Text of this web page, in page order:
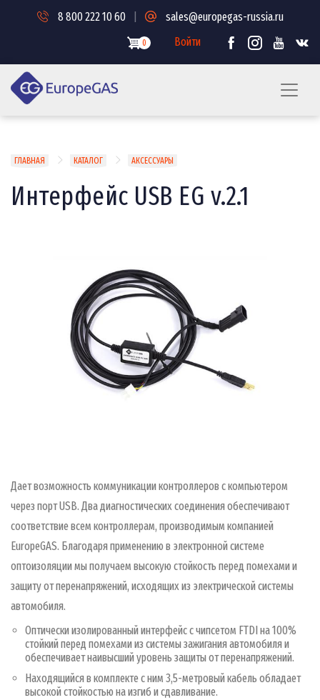
8 800 222 10 60 sales@europegas-russia.ru
0 Войти
Строка
навигации
ГЛАВНАЯ КАТАЛОГ АКСЕССУАРЫ
Интерфейс USB EG v.2.1
Дает возможность коммуникации контроллеров с компьютером
через порт USB. Два диагностических соединения обеспечивают
соответствие всем контроллерам, производимым компанией
EuropeGAS. Благодаря применению в электронной системе
оптоизоляции мы получаем высокую стойкость перед помехами и
защиту от перенапряжений, исходящих из электрической системы
автомобиля.
Оптически изолированный интерфейс с чипсетом FTDI на 100%
стойкий перед помехами из системы зажигания автомобиля и
обеспечивает наивысший уровень защиты от перенапряжений.
Находящийся в комплекте с ним 3,5-метровый кабель обладает
высокой стойкостью на изгиб и сдавливание.